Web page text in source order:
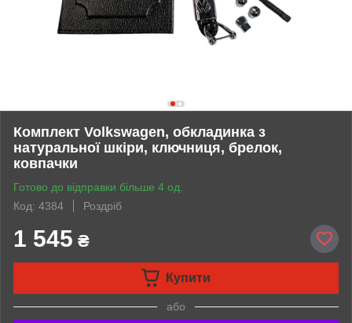
Комплект Volkswagen, обкладинка з
натуральної шкіри, ключниця, брелок,
ковпачки
Готово до відправки більше 4 од.
Код: 4384
Роздріб
1 545 ₴
Купити
або